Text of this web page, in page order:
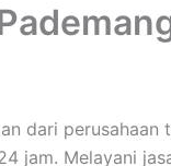
dari perusahaan
jam. Melayani